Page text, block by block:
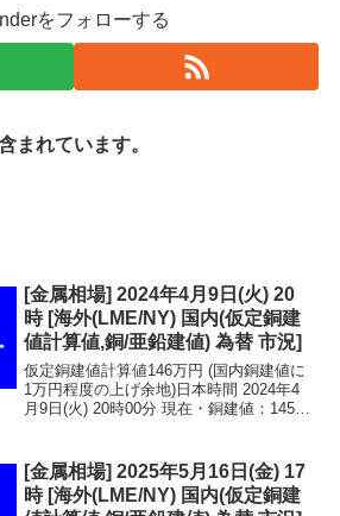
をフォローする
まれています。
[金属相場] 2024年4月9日(火) 20
時 [海外(LME/NY) 国内(仮定銅建
値計算値,銅/亜鉛建値) 為替 市況]
仮定銅建値計算値146万円 (国内銅建値に
1万円程度の上げ余地)日本時間 2024年4
月9日(火) 20時00分 現在・銅建値：145万
9,3...
[金属相場] 2025年5月16日(金) 17
時 [海外(LME/NY) 国内(仮定銅建